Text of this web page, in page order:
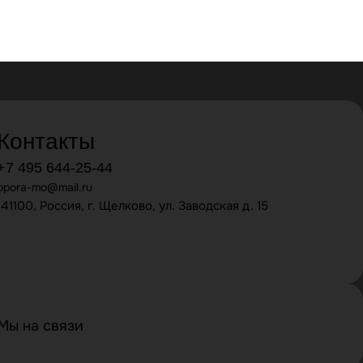
495 644-25-44
mo@mail.ru
Россия, г. Щелково, ул. Заводская д. 15
на связи